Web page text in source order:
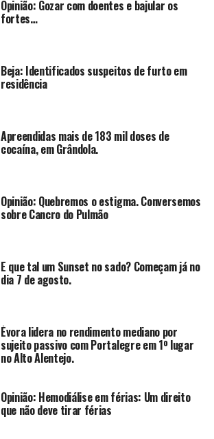
Opinião: Gozar com doentes e bajular os
fortes…
Beja: Identificados suspeitos de furto em
residência
Apreendidas mais de 183 mil doses de
cocaína, em Grândola.
Opinião: Quebremos o estigma. Conversemos
sobre Cancro do Pulmão
E que tal um Sunset no sado? Começam já no
dia 7 de agosto.
Évora lidera no rendimento mediano por
sujeito passivo com Portalegre em 1º lugar
no Alto Alentejo.
Opinião: Hemodiálise em férias: Um direito
que não deve tirar férias